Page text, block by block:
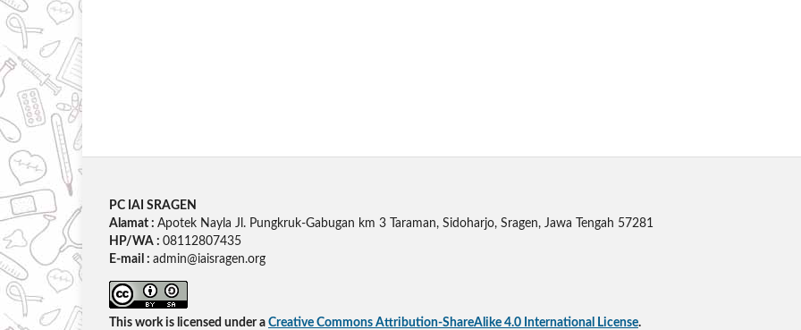
PC IAI SRAGEN
Alamat : Apotek Nayla Jl. Pungkruk-Gabugan km 3 Taraman, Sidoharjo, Sragen, Jawa Tengah 57281
HP/WA : 08112807435
E-mail : admin@iaisragen.org
This work is licensed under a Creative Commons Attribution-ShareAlike 4.0 International License.